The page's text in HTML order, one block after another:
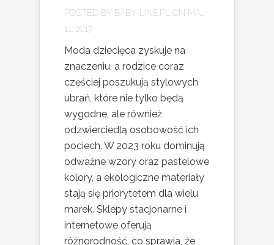
POSTED BY BABY-LINE.PL ON MAJ
11, 2017
Moda dziecięca zyskuje na
znaczeniu, a rodzice coraz
częściej poszukują stylowych
ubrań, które nie tylko będą
wygodne, ale również
odzwierciedlą osobowość ich
pociech. W 2023 roku dominują
odważne wzory oraz pastelowe
kolory, a ekologiczne materiały
stają się priorytetem dla wielu
marek. Sklepy stacjonarne i
internetowe oferują
różnorodność, co sprawia, że